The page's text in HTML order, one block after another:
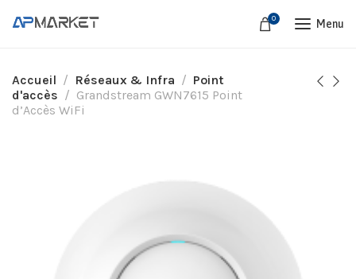
0 Menu
Accueil Réseaux & Infra
Point
d'accès
Grandstream GWN7615 Point
d’Accès WiFi